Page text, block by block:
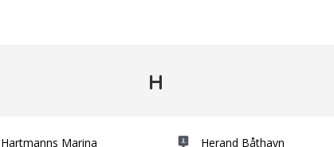
H
Hartmanns Marina Herand Båthavn